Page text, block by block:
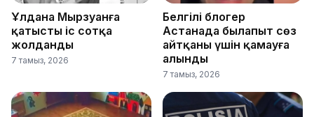
Ұлдана Мырзуанға
қатысты іс сотқа
жолданды
7 тамыз, 2026
Белгілі блогер
Астанада былапыт сөз
айтқаны үшін қамауға
алынды
7 тамыз, 2026